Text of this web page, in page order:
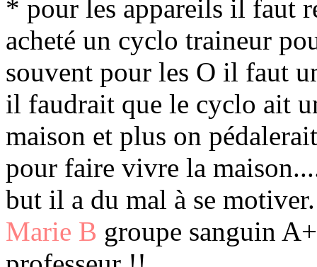
* pour les appareils il faut
acheté un cyclo traineur
souvent pour les O il faut
il faudrait que le cyclo ait
maison et plus on
pour faire vivre la
but il a du mal à se
Marie B groupe sanguin